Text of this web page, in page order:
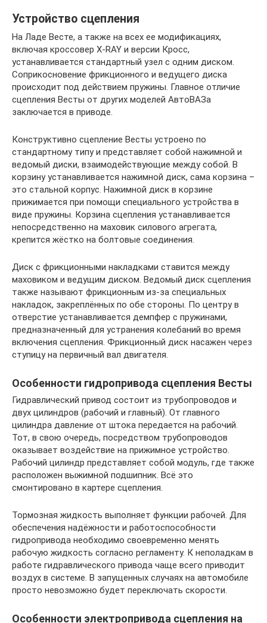
Устройство сцепления
На Ладе Весте, а также на всех ее модификациях,
включая кроссовер X-RAY и версии Кросс,
устанавливается стандартный узел с одним диском.
Соприкосновение фрикционного и ведущего диска
происходит под действием пружины. Главное отличие
сцепления Весты от других моделей АвтоВАЗа
заключается в приводе.
Конструктивно сцепление Весты устроено по
стандартному типу и представляет собой нажимной и
ведомый диски, взаимодействующие между собой. В
корзину устанавливается нажимной диск, сама корзина –
это стальной корпус. Нажимной диск в корзине
прижимается при помощи специального устройства в
виде пружины. Корзина сцепления устанавливается
непосредственно на маховик силового агрегата,
крепится жёстко на болтовые соединения.
Диск с фрикционными накладками ставится между
маховиком и ведущим диском. Ведомый диск сцепления
также называют фрикционным из-за специальных
накладок, закреплённых по обе стороны. По центру в
отверстие устанавливается демпфер с пружинами,
предназначенный для устранения колебаний во время
включения сцепления. Фрикционный диск насажен через
ступицу на первичный вал двигателя.
Особенности гидропривода сцепления Весты
Гидравлический привод состоит из трубопроводов и
двух цилиндров (рабочий и главный). От главного
цилиндра давление от штока передается на рабочий.
Тот, в свою очередь, посредством трубопроводов
оказывает воздействие на прижимное устройство.
Рабочий цилиндр представляет собой модуль, где также
расположен выжимной подшипник. Всё это
смонтировано в картере сцепления.
Тормозная жидкость выполняет функции рабочей. Для
обеспечения надёжности и работоспособности
гидропривода необходимо своевременно менять
рабочую жидкость согласно регламенту. К неполадкам в
работе гидравлического привода чаще всего приводит
воздух в системе. В запущенных случаях на автомобиле
просто невозможно будет переключать скорости.
Особенности электропривода сцепления на